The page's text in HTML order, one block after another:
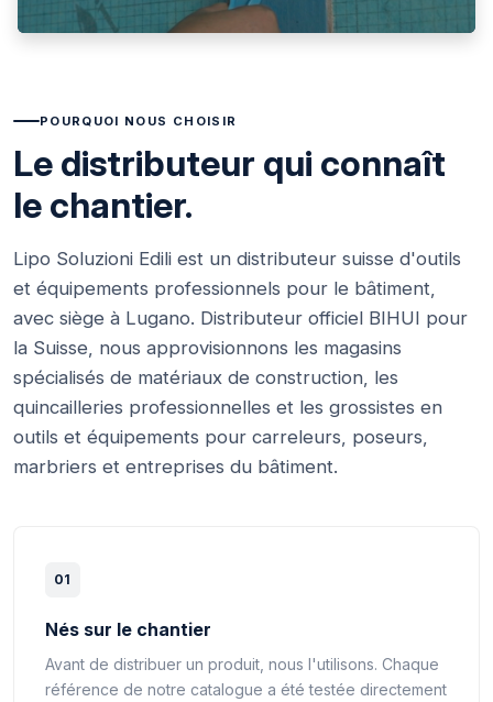
POURQUOI NOUS CHOISIR
Le distributeur qui connaît
le chantier.
Lipo Soluzioni Edili est un distributeur suisse d'outils
et équipements professionnels pour le bâtiment,
avec siège à Lugano. Distributeur officiel BIHUI pour
la Suisse, nous approvisionnons les magasins
spécialisés de matériaux de construction, les
quincailleries professionnelles et les grossistes en
outils et équipements pour carreleurs, poseurs,
marbriers et entreprises du bâtiment.
01
Nés sur le chantier
Avant de distribuer un produit, nous l'utilisons. Chaque
référence de notre catalogue a été testée directement